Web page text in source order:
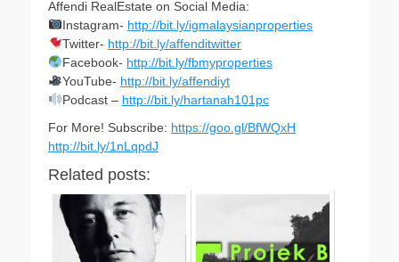
Affendi RealEstate on Social Media:
Instagram- http://bit.ly/igmalaysianproperties
Twitter- http://bit.ly/affenditwitter
Facebook- http://bit.ly/fbmyproperties
YouTube- http://bit.ly/affendiyt
Podcast – http://bit.ly/hartanah101pc
For More! Subscribe: https://goo.gl/BfWQxH
http://bit.ly/1nLqpdJ
Related posts: